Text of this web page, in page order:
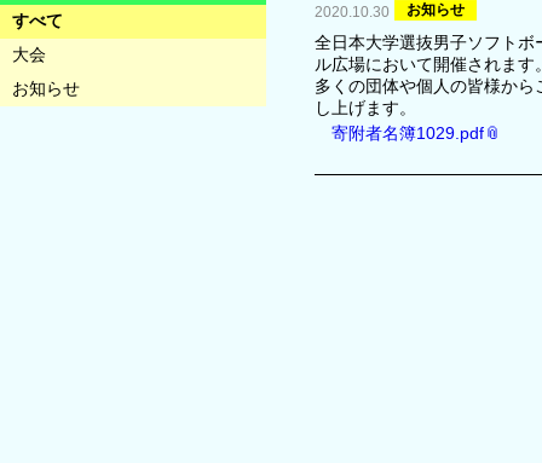
すべて
大会
お知らせ
2020.10.30 お知らせ
全日本大学選抜男子ソフト
ル広場において開催されま
多くの団体や個人の皆様か
し上げます。
寄附者名簿1029.pdf